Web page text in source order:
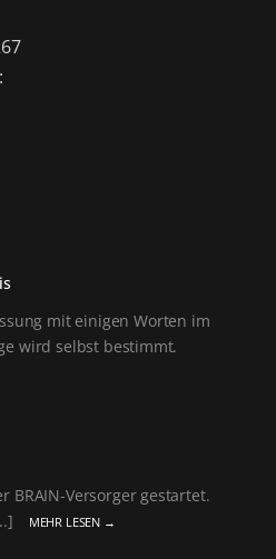
mit einigen Worten im
wird selbst bestimmt.
BRAIN-Versorger gestartet.
MEHR LESEN →